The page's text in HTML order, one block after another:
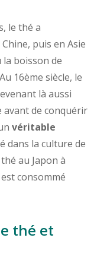
le thé a
puis en Asie
boisson de
16ème siècle, le
là aussi
avant de conquérir
véritable
dans la culture de
au Japon à
consommé
thé et